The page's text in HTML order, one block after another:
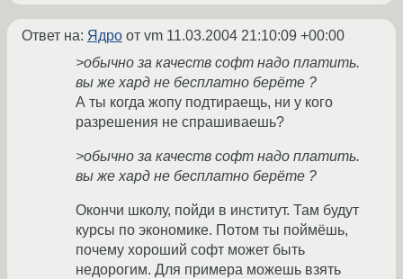
Ответ на: Ядро от vm 11.03.2004 21:10:09 +00:00
>обычно за качеств софт надо платить.
вы же хард не бесплатно берёте ?
А ты когда жопу подтираещь, ни у кого
разрешения не спрашиваешь?
>обычно за качеств софт надо платить.
вы же хард не бесплатно берёте ?
Окончи школу, пойди в институт. Там будут
курсы по экономике. Потом ты поймёшь,
почему хороший софт может быть
недорогим. Для примера можешь взять